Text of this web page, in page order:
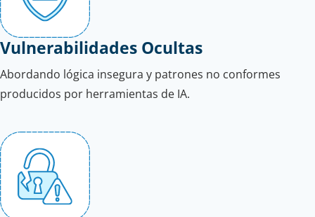
Vulnerabilidades Ocultas
Abordando lógica insegura y patrones no conformes
producidos por herramientas de IA.